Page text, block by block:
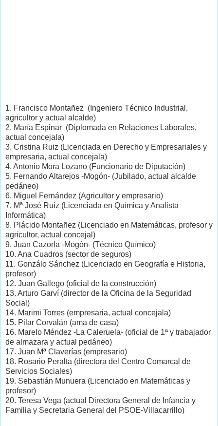
1. Francisco Montañez (Ingeniero Técnico Industrial,
agricultor y actual alcalde)
2. María Espinar (Diplomada en Relaciones Laborales,
actual concejala)
3. Cristina Ruiz (Licenciada en Derecho y Empresariales y
empresaria, actual concejala)
4. Antonio Mora Lozano (Funcionario de Diputación)
5. Fernando Altarejos -Mogón- (Jubilado, actual alcalde
pedáneo)
6. Miguel Fernández (Agricultor y empresario)
7. Mª José Ruiz (Licenciada en Química y Analista
Informática)
8. Plácido Montañez (Licenciado en Matemáticas, profesor y
agricultor, actual concejal)
9. Juan Cazorla -Mogón- (Técnico Químico)
10. Ana Cuadros (sector de seguros)
11. Gonzálo Sánchez (Licenciado en Geografía e Historia,
profesor)
12. Juan Gallego (oficial de la construcción)
13. Arturo Garví (director de la Oficina de la Seguridad
Social)
14. Marimi Torres (empresaria, actual concejala)
15. Pilar Corvalán (ama de casa)
16. Marelo Méndez -La Caleruela- (oficial de 1ª y trabajador
de almazara y actual pedáneo)
17. Juan Mª Claverías (empresario)
18. Rosario Peralta (directora del Centro Comarcal de
Servicios Sociales)
19. Sebastián Munuera (Licenciado en Matemáticas y
profesor)
20. Teresa Vega (actual Directora General de Infancia y
Familia y Secretaria General del PSOE-Villacarrillo)